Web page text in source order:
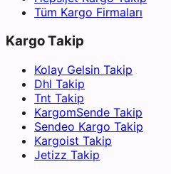
Tüm Kargo Firmaları
Kargo Takip
Kolay Gelsin Takip
Dhl Takip
Tnt Takip
KargomSende Takip
Sendeo Kargo Takip
Kargoist Takip
Jetizz Takip